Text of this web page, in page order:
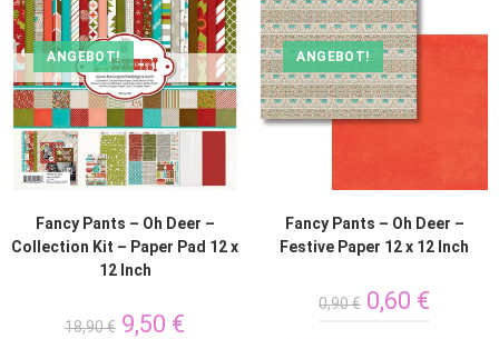
ANGEBOT!
Fancy Pants – Oh Deer –
Collection Kit – Paper Pad 12 x
12 Inch
18,90€ 9,50 €
ANGEBOT!
Fancy Pants – Oh Deer –
Festive Paper 12 x 12 Inch
0,90€ 0,60 €